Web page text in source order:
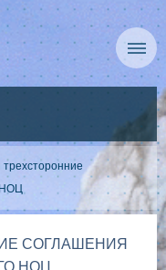
НОЦ
СОГЛАШЕНИЯ
НОЦ